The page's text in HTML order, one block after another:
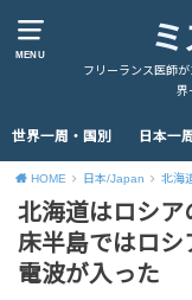
MENU
フリーランス医師
界
世界一周・国別 日本一
HOME 日本/Japan 北海
北海道はロシア
床半島ではロ
電波が入った